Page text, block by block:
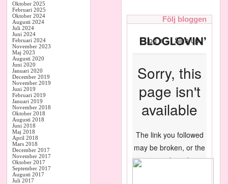
Oktober 2025
Februari 2025
Oktober 2024
Augusti 2024
Juli 2024
Juni 2024
Februari 2024
November 2023
Maj 2023
Augusti 2020
Juni 2020
Januari 2020
December 2019
November 2019
Juni 2019
Februari 2019
Januari 2019
November 2018
Oktober 2018
Augusti 2018
Juni 2018
Maj 2018
April 2018
Mars 2018
December 2017
November 2017
Oktober 2017
September 2017
Augusti 2017
Juli 2017
Följ bloggen